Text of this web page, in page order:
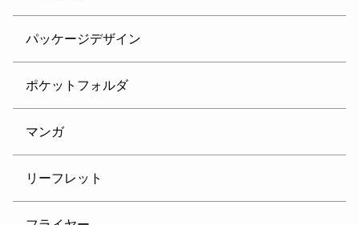
パッケージデザイン
ポケットフォルダ
マンガ
リーフレット